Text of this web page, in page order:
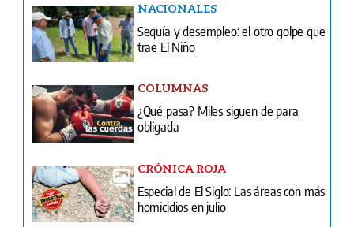
NACIONALES
Sequía y desempleo: el otro golpe que
trae El Niño
COLUMNAS
¿Qué pasa? Miles siguen de para
obligada
CRÓNICA ROJA
Especial de El Siglo: Las áreas con más
homicidios en julio